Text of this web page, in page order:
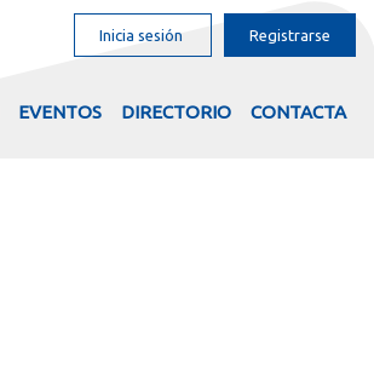
Inicia sesión Registrarse
EVENTOS DIRECTORIO CONTACTA